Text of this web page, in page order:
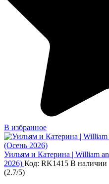
В избранное
Уильям и Катерина | William
2026) Код: RK1415 В наличии
(2.7/5)